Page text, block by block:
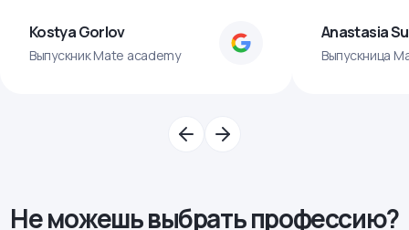
Kostya Gorlov
Выпускник Mate academy
Anastasia
Выпускница
Не можешь выбрать профессию?